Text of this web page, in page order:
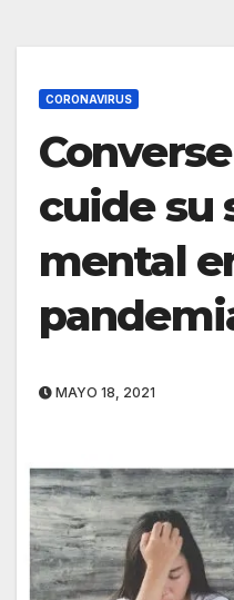
CORONAVIRUS
cuide su
mental
MAYO 18, 2021